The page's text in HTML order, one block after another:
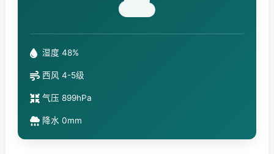
湿度 48%
西风 4-5级
气压 899hPa
降水 0mm